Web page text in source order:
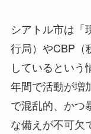
シアトル市は「
行局）やCBP（
しているという
年間で活動が増
で混乱的、かつ
な備えが不可欠